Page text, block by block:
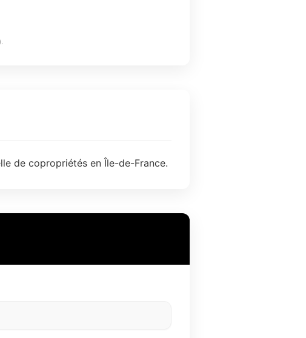
de copropriétés en Île-de-France.